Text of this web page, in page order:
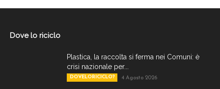
Dove lo riciclo
Plastica, la raccolta si ferma nei Comuni: è
crisi nazionale per...
DOVELORICICLO? 4 Agosto 2026